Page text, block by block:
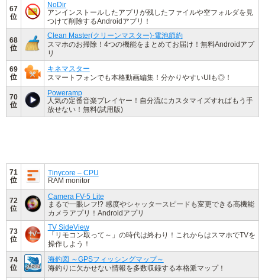
67
位
NoDir
アンインストールしたアプリが残したファイルや空フォルダを見
つけて削除するAndroidアプリ！
68
位
Clean Master(クリーンマスター)-電池節約
スマホのお掃除！4つの機能をまとめてお届け！無料Androidアプ
リ
69
位
キネマスター
スマートフォンでも本格動画編集！分かりやすいUIも◎！
70
位
Poweramp
人気の定番音楽プレイヤー！自分流にカスタマイズすればもう手
放せない！無料(試用版)
71
位
Tinycore – CPU
RAM monitor
72
位
Camera FV-5 Lite
まるで一眼レフ!? 感度やシャッタースピードも変更できる高機能
カメラアプリ！Androidアプリ
73
位
TV SideView
「リモコン取って～」の時代は終わり！これからはスマホでTVを
操作しよう！
74
位
海釣図 ～GPSフィッシングマップ～
海釣りに欠かせない情報を多数収録する本格派マップ！